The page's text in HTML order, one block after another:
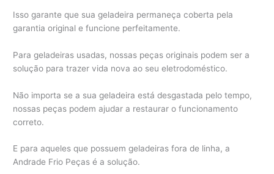
Isso garante que sua geladeira permaneça coberta pela
garantia original e funcione perfeitamente.
Para geladeiras usadas, nossas peças originais podem ser a
solução para trazer vida nova ao seu eletrodoméstico.
Não importa se a sua geladeira está desgastada pelo tempo,
nossas peças podem ajudar a restaurar o funcionamento
correto.
E para aqueles que possuem geladeiras fora de linha, a
Andrade Frio Peças é a solução.